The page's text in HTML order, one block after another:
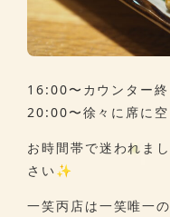
16:00〜カウンター終
20:00〜徐々に席に空
お時間帯で迷われま
さい✨
一笑丙店は一笑唯一